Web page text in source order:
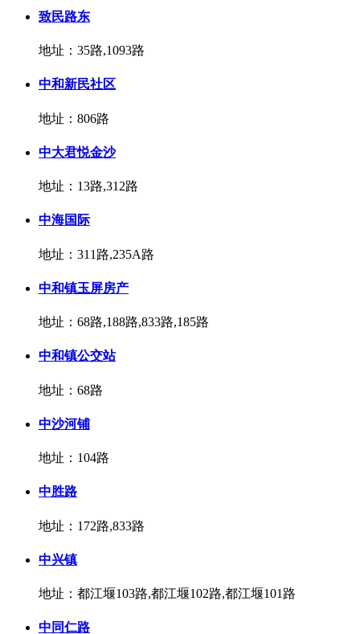
致民路东
地址：35路,1093路
中和新民社区
地址：806路
中大君悦金沙
地址：13路,312路
中海国际
地址：311路,235A路
中和镇玉屏房产
地址：68路,188路,833路,185路
中和镇公交站
地址：68路
中沙河铺
地址：104路
中胜路
地址：172路,833路
中兴镇
地址：都江堰103路,都江堰102路,都江堰101路
中同仁路